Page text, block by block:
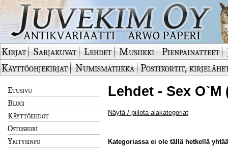
Kirjat Sarjakuvat Lehdet Musiikki Pienpainatteet
Käyttöohjekirjat
Numismatiikka Postikortit,
Etusivu
Blogi
Käyttöehdot
Ostoskori
Yritysinfo
Lehdet - Sex
Näytä / piilota alakategoriat
Kategoriassa ei ole tällä hetkellä